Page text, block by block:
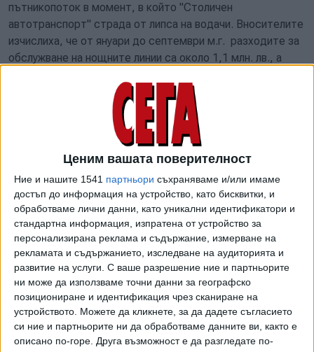
Ценим вашата поверителност
Ние и нашите 1541 партньори съхраняваме и/или имаме
достъп до информация на устройство, като бисквитки, и
обработваме лични данни, като уникални идентификатори и
стандартна информация, изпратена от устройство за
персонализирана реклама и съдържание, измерване на
рекламата и съдържанието, изследване на аудиторията и
развитие на услуги. С ваше разрешение ние и партньорите
ни може да използваме точни данни за географско
позициониране и идентификация чрез сканиране на
устройството. Можете да кликнете, за да дадете съгласието
си ние и партньорите ни да обработваме данните ви, както е
описано по-горе. Друга възможност е да разгледате по-
пътникопоток в момент, в който "Столичен
автотранспорт" страда от липса на водачи. Вносителите
изчислиха, че от януари до септември м.г. разходите за
обслужване на нощните линии са около 1,1 млн. лв., а
лв. На този фон данните за пътникопотока показват, че
линиите се използват предимно от и до Студентски
град, като най-натоварени са линии N1 и N2 в петък и
събота. С цел оптимизиране на натоварването върху
водачите, намаляването на извънредния труд и по-
оптималното разпределяне на превозния състав
Григорова и Контрера предложиха промяна в
транспортната схема.
Нощният градски транспорт бе защитаван изключително
от коалицията ПП-ДБ-"Спаси София". Техните
представители определиха вносителите като "лобисти
на таксиметровия бранш". "Скъпи таксита вместо
достъпен и сигурен нощен транспорт. Това предлагат
Ваня Григорова и Карлос Контрера с лобисткия си
доклад за осакатяване на услугата, в явна полза за